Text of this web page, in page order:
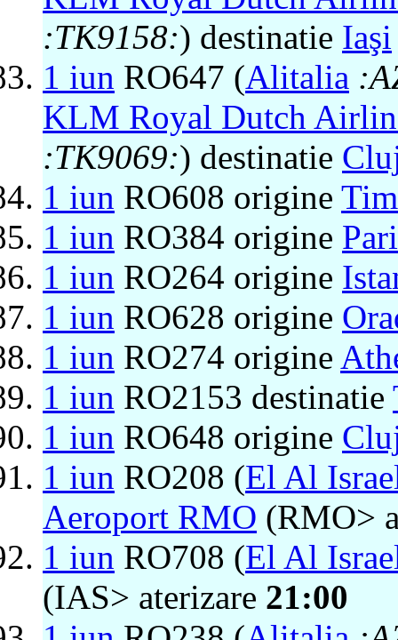
:TK9158:) destinatie Iaşi
1 iun RO647 (Alitalia
KLM Royal Dutch
:TK9069:) destinatie
1 iun RO608 origine
1 iun RO384 origine
1 iun RO264 origine
1 iun RO628 origine
1 iun RO274 origine
1 iun RO2153 destinatie
1 iun RO648 origine
1 iun RO208 (El Al
Aeroport RMO (RMO>
1 iun RO708 (El Al
(IAS> aterizare 21:00